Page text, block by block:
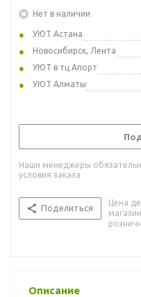
Нет в наличии
УЮТ Астана
Новосибирск, Лента
УЮТ в тц Апорт
УЮТ Алматы
Наши менеджеры
условия заказа
Поделиться
Цена
Описание